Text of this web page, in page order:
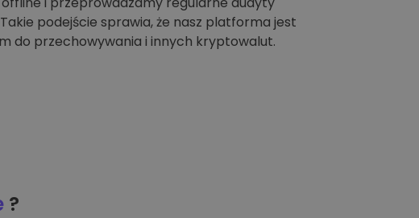
podejście sprawia, że nasz platforma jest
do przechowywania i innych kryptowalut.
?